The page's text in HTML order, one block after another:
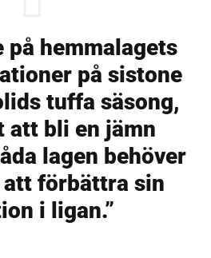
på hemmalagets
på sistone
tuffa säsong,
att bli en jämn
lagen behöver
förbättra sin
i ligan.”